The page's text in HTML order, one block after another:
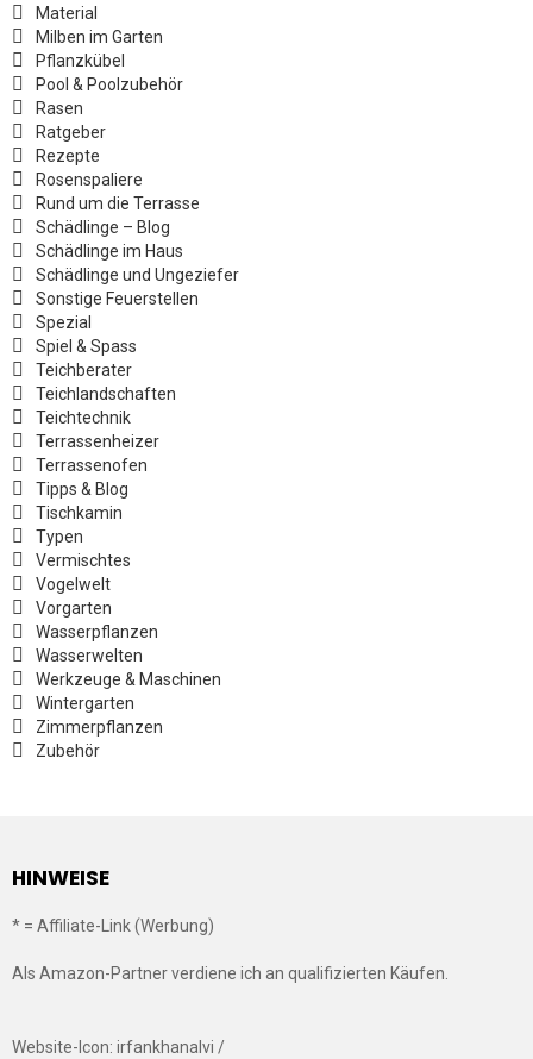
Material
Milben im Garten
Pflanzkübel
Pool & Poolzubehör
Rasen
Ratgeber
Rezepte
Rosenspaliere
Rund um die Terrasse
Schädlinge – Blog
Schädlinge im Haus
Schädlinge und Ungeziefer
Sonstige Feuerstellen
Spezial
Spiel & Spass
Teichberater
Teichlandschaften
Teichtechnik
Terrassenheizer
Terrassenofen
Tipps & Blog
Tischkamin
Typen
Vermischtes
Vogelwelt
Vorgarten
Wasserpflanzen
Wasserwelten
Werkzeuge & Maschinen
Wintergarten
Zimmerpflanzen
Zubehör
HINWEISE
* = Affiliate-Link (Werbung)
Als Amazon-Partner verdiene ich an qualifizierten Käufen.
Website-Icon: irfankhanalvi /